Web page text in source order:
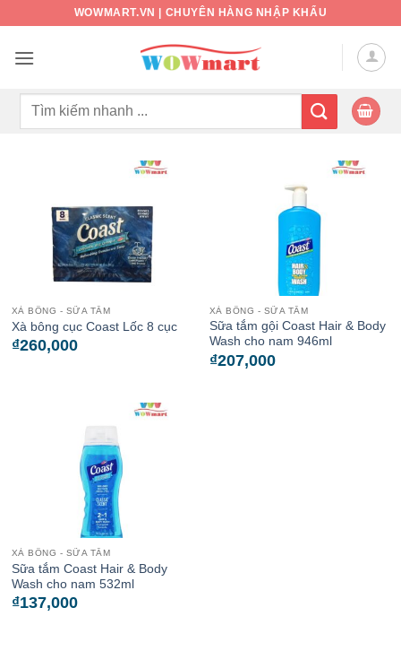
nội
WOWMART.VN | CHUYÊN HÀNG NHẬP KHẨU
Tìm
XÀ BÔNG - SỮA TẮM
Xà bông cục Coast Lốc 8 cục
₫260,000
XÀ BÔNG - SỮA TẮM
Sữa tắm gội Coast Hair & Body
Wash cho nam 946ml
₫207,000
XÀ BÔNG - SỮA TẮM
Sữa tắm Coast Hair & Body
Wash cho nam 532ml
₫137,000